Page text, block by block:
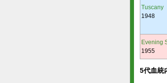
Tuscany
1948
Evening
1955
5代血統